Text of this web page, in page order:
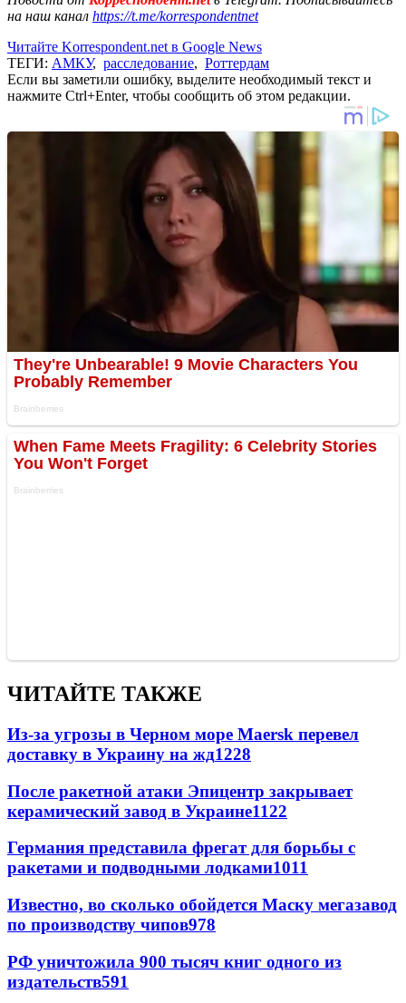
на наш канал https://t.me/korrespondentnet
Читайте Korrespondent.net в Google News
ТЕГИ: АМКУ, расследование, Роттердам
Если вы заметили ошибку, выделите необходимый текст и
нажмите Ctrl+Enter, чтобы сообщить об этом редакции.
ЧИТАЙТЕ ТАКЖЕ
Из-за угрозы в Черном море Maersk перевел
доставку в Украину на жд1228
После ракетной атаки Эпицентр закрывает
керамический завод в Украине1122
Германия представила фрегат для борьбы с
ракетами и подводными лодками1011
Известно, во сколько обойдется Маску мегазавод
по производству чипов978
РФ уничтожила 900 тысяч книг одного из
издательств591